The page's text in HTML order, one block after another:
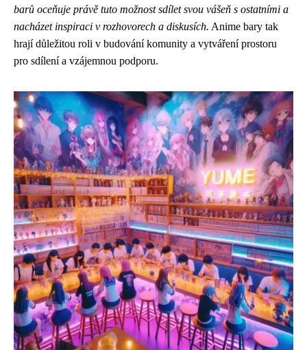
barů oceňuje právě tuto možnost sdílet svou vášeň s ostatními a
nacházet inspiraci v rozhovorech a diskusích. Anime bary tak
hrají důležitou roli v budování komunity a vytváření prostoru
pro sdílení a vzájemnou podporu.